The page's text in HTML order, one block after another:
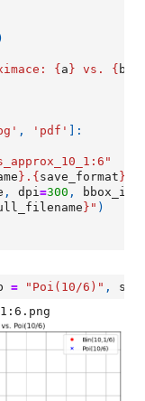
{ a } vs. { b
, 'pdf'
]:
} . { save_format }
, dpi=300 ,
} " )
= "Poi(10/6)" ,